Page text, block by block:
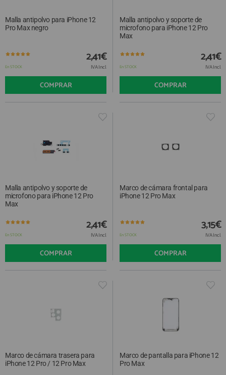
Malla antipolvo para iPhone 12
Pro Max negro
En STOCK
2,41€
IVA Incl.
COMPRAR
Malla antipolvo y soporte de
microfono para iPhone 12 Pro
Max
En STOCK
2,41€
IVA Incl.
COMPRAR
Malla antipolvo y soporte de
microfono para iPhone 12 Pro
Max
En STOCK
2,41€
IVA Incl.
COMPRAR
Marco de cámara frontal para
iPhone 12 Pro Max
En STOCK
3,15€
IVA Incl.
COMPRAR
Marco de cámara trasera para
iPhone 12 Pro / 12 Pro Max
Marco de pantalla para iPhone 12
Pro Max